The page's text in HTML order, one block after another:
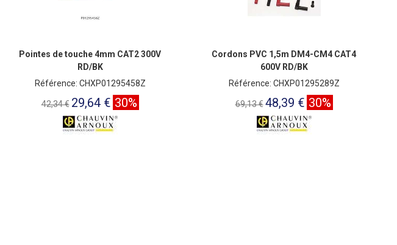
Pointes de touche 4mm CAT2 300V
RD/BK
Référence: CHXP01295458Z
42,34 € 29,64 € 30%
Cordons PVC 1,5m DM4-CM4 CAT4
600V RD/BK
Référence: CHXP01295289Z
69,13 € 48,39 € 30%